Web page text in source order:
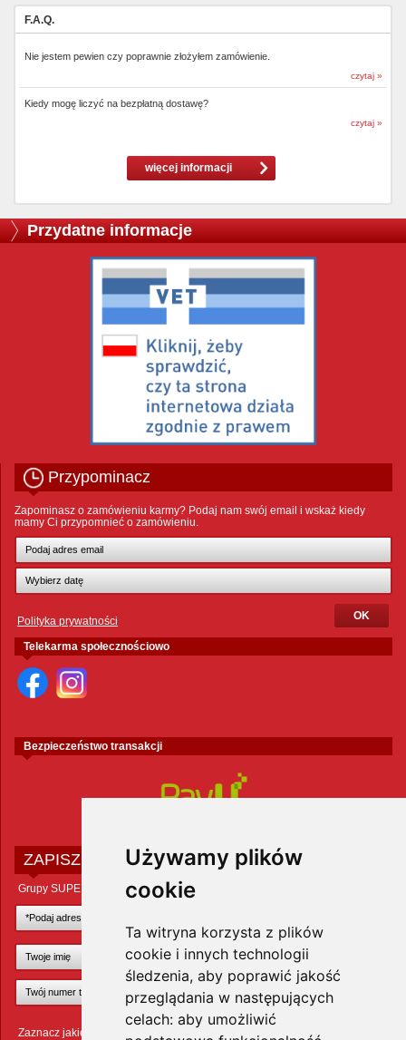
Używamy plików
cookie
Ta witryna korzysta z plików
cookie i innych technologii
śledzenia, aby poprawić jakość
przeglądania w następujących
celach: aby umożliwić
F.A.Q.
Nie jestem pewien czy poprawnie złożyłem zamówienie.
czytaj »
Kiedy mogę liczyć na bezpłatną dostawę?
czytaj »
więcej informacji
Przydatne informacje
Przypominacz
Zapominasz o zamówieniu karmy? Podaj nam swój email i wskaż kiedy
mamy Ci przypomnieć o zamówieniu.
Polityka prywatności
Telekarma społecznościowo
Bezpieczeństwo transakcji
ZAPISZ SIĘ DO NEWSLETTERA
Grupy SUPER ZOO POLAND Sp. z o.o.
Zaznacz jakie zwierzęta Cię interesują